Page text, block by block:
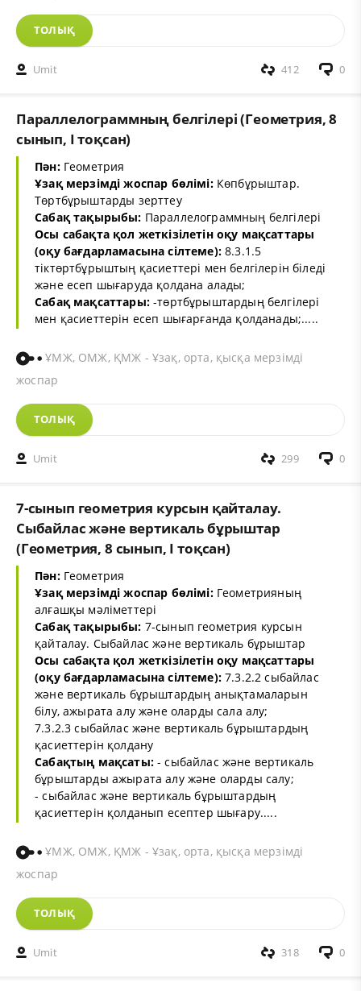
ТОЛЫҚ
Umit 0
412
Параллелограммның белгілері (Геометрия, 8
сынып, I тоқсан)
Пән:Геометрия
Ұзақ мерзімді жоспар бөлімі:Көпбұрыштар.
Төртбұрыштарды зерттеу
Сабақ тақырыбы: Параллелограммның белгілері
Осы сабақта қол жеткізілетін оқу мақсаттары
(оқу бағдарламасына сілтеме):8.3.1.5
тіктөртбұрыштың қасиеттері мен белгілерін біледі
және есеп шығаруда қолдана алады;
Сабақ мақсаттары:-төртбұрыштардың белгілері
мен қасиеттерін есеп шығарғанда қолданады;.....
ҰМЖ, ОМЖ, ҚМЖ - Ұзақ, орта, қысқа мерзімді
жоспар
ТОЛЫҚ
Umit 0
299
7-сынып геометрия курсын қайталау.
Сыбайлас және вертикаль бұрыштар
(Геометрия, 8 сынып, I тоқсан)
Пән:Геометрия
Ұзақ мерзімді жоспар бөлімі:Геометрияның
алғашқы мәліметтері
Сабақ тақырыбы: 7-сынып геометрия курсын
қайталау. Сыбайлас және вертикаль бұрыштар
Осы сабақта қол жеткізілетін оқу мақсаттары
(оқу бағдарламасына сілтеме):7.3.2.2 сыбайлас
және вертикаль бұрыштардың анықтамаларын
білу, ажырата алу және оларды сала алу;
7.3.2.3 сыбайлас және вертикаль бұрыштардың
қасиеттерін қолдану
Сабақтың мақсаты:- сыбайлас және вертикаль
бұрыштарды ажырата алу және оларды салу;
- сыбайлас және вертикаль бұрыштардың
қасиеттерін қолданып есептер шығару.....
ҰМЖ, ОМЖ, ҚМЖ - Ұзақ, орта, қысқа мерзімді
жоспар
ТОЛЫҚ
Umit 0
318